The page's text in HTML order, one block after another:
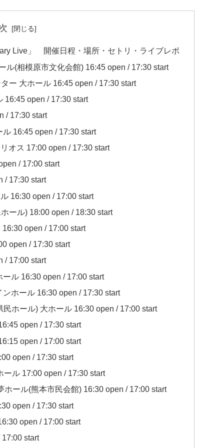
Live」 開催日程・場所・セトリ・ライブレポ
ル(相模原市文化会館) 16:45 open / 17:30 start
ー 大ホール 16:45 open / 17:30 start
16:45 open / 17:30 start
/ 17:30 start
16:45 open / 17:30 start
オス 17:00 open / 17:30 start
/ 17:00 start
/ 17:30 start
16:30 open / 17:00 start
ール) 18:00 open / 18:30 start
open / 17:00 start
open / 17:30 start
/ 17:00 start
ル 16:30 open / 17:00 start
ホール 16:30 open / 17:30 start
ホール) 大ホール 16:30 open / 17:00 start
open / 17:30 start
open / 17:00 start
open / 17:30 start
ル 17:00 open / 17:30 start
ール(熊本市民会館) 16:30 open / 17:00 start
open / 17:30 start
open / 17:00 start
start